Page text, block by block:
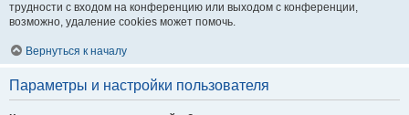
трудности с входом на конференцию или выходом с конференции,
возможно, удаление cookies может помочь.
Вернуться к началу
Параметры и настройки пользователя